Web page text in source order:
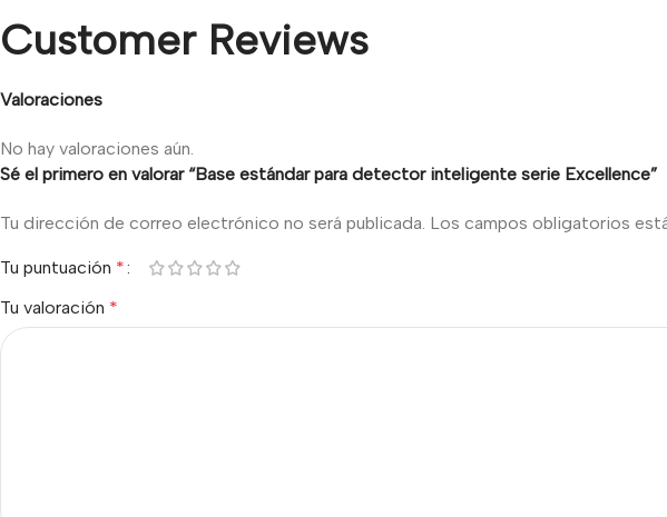
Customer Reviews
Valoraciones
No hay valoraciones aún.
Sé el primero en valorar “Base estándar para detector inteligente serie Excellence”
Tu dirección de correo electrónico no será publicada. Los campos obligatorios
Tu puntuación *
Tu valoración *